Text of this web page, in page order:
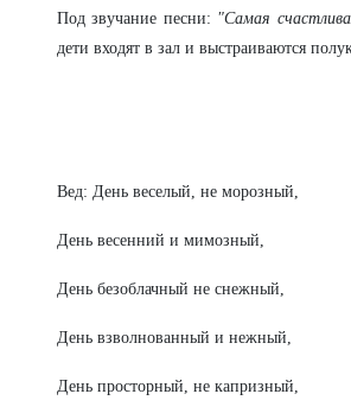
Под звучание песни: "Самая
дети входят в зал и выстраиваются
Вед: День веселый, не морозный,
День весенний и мимозный,
День безоблачный не снежный,
День взволнованный и нежный,
День просторный, не капризный,